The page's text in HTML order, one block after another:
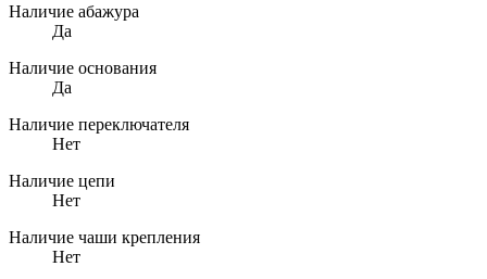
Наличие абажура
Да
Наличие основания
Да
Наличие переключателя
Нет
Наличие цепи
Нет
Наличие чаши крепления
Нет